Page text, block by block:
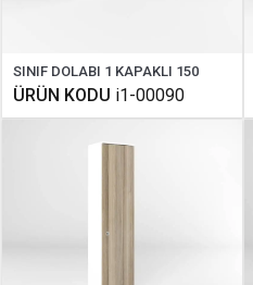
SINIF DOLABI 1 KAPAKLI 150
ÜRÜN KODU i1-00090